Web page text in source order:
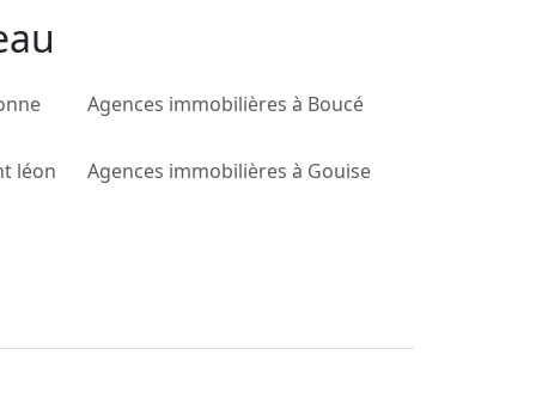
Agences immobilières à Boucé
léon Agences immobilières à Gouise